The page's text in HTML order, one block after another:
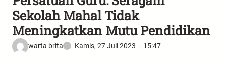
Sekolah Mahal Tidak
Meningkatkan Mutu Pendidikan
warta brita Kamis, 27 Juli 2023 – 15:47